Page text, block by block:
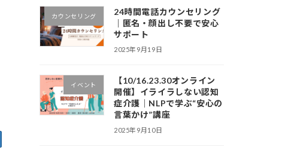
カウンセリング
24時間電話カウンセリング
｜匿名・顔出し不要で安心
サポート
2025年9月19日
イベント
【10/16.23.30オンライン
開催】イライラしない認知
症介護｜NLPで学ぶ“安心の
言葉かけ”講座
2025年9月10日